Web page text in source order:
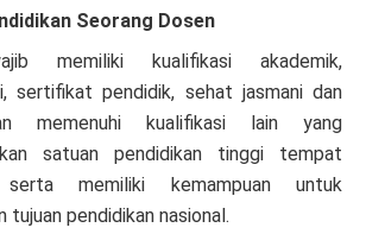
Seorang Dosen
memiliki kualifikasi akademik,
sertifikat pendidik, sehat jasmani dan
memenuhi kualifikasi lain yang
satuan pendidikan tinggi tempat
serta memiliki kemampuan untuk
tujuan pendidikan nasional.